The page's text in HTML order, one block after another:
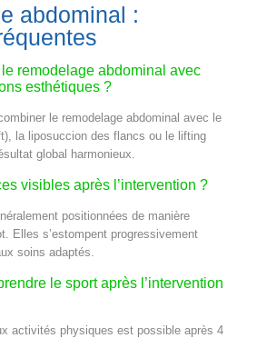
abdominal :
remodelage abdominal avec
esthétiques ?
le remodelage abdominal avec le
la liposuccion des flancs ou le lifting
global harmonieux.
visibles après l’intervention ?
positionnées de manière
Elles s’estompent progressivement
soins adaptés.
le sport après l’intervention
activités physiques est possible après 4